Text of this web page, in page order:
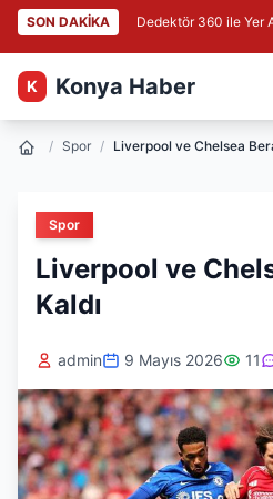
SON DAKİKA Dedektör 360 ile Yer
K Konya Haber
/ Spor / Liverpool ve Chelsea
Spor
Liverpool ve
Kaldı
admin 9 Mayıs 2026 11